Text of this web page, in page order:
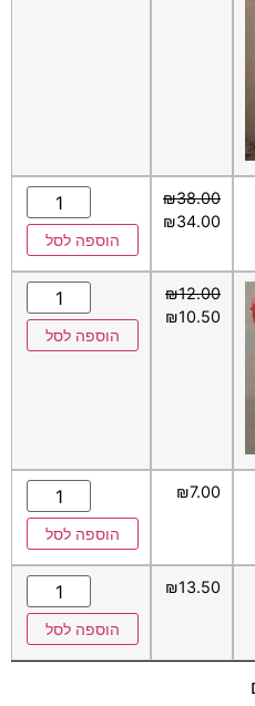
₪38.00
₪34.00
הוספה לסל
₪12.00
₪10.50
הוספה לסל
₪7.00
הוספה לסל
₪13.50
הוספה לסל